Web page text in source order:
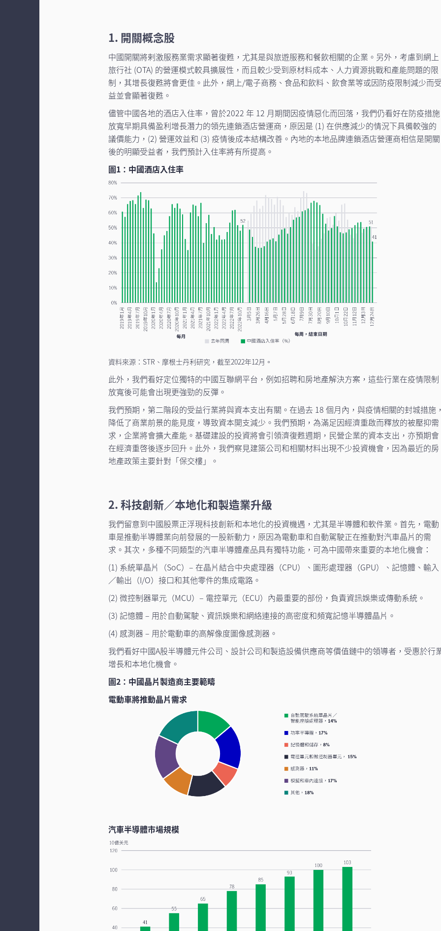
1. 開關概念股
中國開關將剌激服務業需求顯著復甦，尤其是與旅遊服務和餐飲相關的企業。另外，考慮到網上
旅行社 (OTA) 的營運模式較具擴展性，而且較少受到原材料成本、人力資源挑戰和產能問題的限
制，其增長復甦將會更佳。此外，網上/電子商務、食品和飲料、飲食業等或因防疫限制減少而
益並會顯著復甦。
儘管中國各地的酒店入住率，曾於2022 年 12 月期間因疫情惡化而回落，我們仍看好在防疫措施
放寬早期具備盈利增長潛力的領先連鎖酒店營運商，原因是 (1) 在供應減少的情況下具備較強的
議價能力，(2) 營運效益和 (3) 疫情後成本結構改善。內地的本地品牌連鎖酒店營運商相信是開關
後的明顯受益者，我們預計入住率將有所提高。
圖1：中國酒店入住率
資料來源：STR、摩根士丹利研究，截至2022年12月。
此外，我們看好定位獨特的中國互聯網平台，例如招聘和房地產解決方案，這些行業在疫情限制
放寬後可能會出現更強勁的反彈。
我們預期，第二階段的受益行業將與資本支出有關。在過去 18 個月內，與疫情相關的封城措施
降低了商業前景的能見度，導致資本開支減少。我們預期，為滿足因經濟重啟而釋放的被壓抑需
求，企業將會擴大產能。基礎建設的投資將會引領濟復甦週期，民營企業的資本支出，亦預期會
在經濟重啓後逐步回升。此外，我們察見建築公司和相關材料出現不少投資機會，因為最近的房
地產政策主要針對「保交樓」。
2. 科技創新／本地化和製造業升級
我們留意到中國股票正浮現科技創新和本地化的投資機遇，尤其是半導體和軟件業。首先，電動
車是推動半導體業向前發展的一股新動力，原因為電動車和自動駕駛正在推動對汽車晶片的需
求。其次，多種不同類型的汽車半導體產品具有獨特功能，可為中國帶來重要的本地化機會：
(1) 系統單晶片（SoC）– 在晶片結合中央處理器（CPU）、圖形處理器（GPU）、記憶體、輸入
／輸出（I/O）接口和其他零件的集成電路。
(2) 微控制器單元（MCU）– 電控單元（ECU）內最重要的部份，負責資訊娛樂或傳動系統。
(3) 記憶體 – 用於自動駕駛、資訊娛樂和網絡連接的高密度和頻寬記憶半導體晶片。
(4) 感測器 – 用於電動車的高解像度圖像感測器。
我們看好中國A股半導體元件公司、設計公司和製造設備供應商等價值鏈中的領導者，受惠於行
增長和本地化機會。
圖2：中國晶片製造商主要範疇
電動車將推動晶片需求
汽車半導體市場規模